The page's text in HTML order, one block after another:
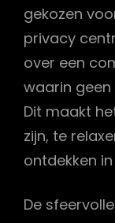
gekozen
privacy
over een
waarin
Dit maakt
zijn, te
ontdekken
De